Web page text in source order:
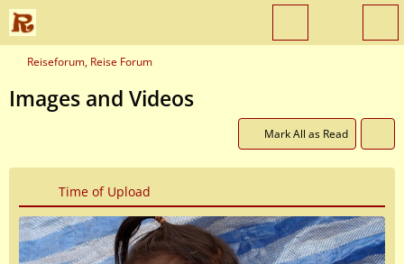
Reiseforum, Reise Forum
Images and Videos
Mark All as Read
Time of Upload